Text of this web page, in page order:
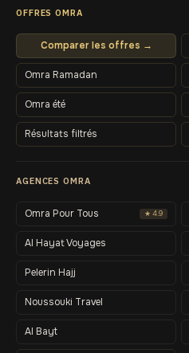
OFFRES OMRA
Comparer les offres →
Omra Ramadan
Omra été
Résultats filtrés
AGENCES OMRA
Omra Pour Tous ★ 4.9
Al Hayat Voyages
Pelerin Hajj
Noussouki Travel
Al Bayt